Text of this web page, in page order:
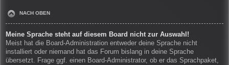
NACH OBEN
Meine Sprache steht auf diesem Board nicht zur Auswahl!
Meist hat die Board-Administration entweder deine Sprache nicht
installiert oder niemand hat das Forum bislang in deine Sprache
übersetzt. Frage ggf. einen Board-Administrator, ob er das Sprachpaket,